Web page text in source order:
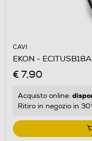
CAVI
EKON -
€ 7,90
Acquisto online:
Ritiro in negozio in